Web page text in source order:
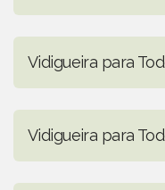
Vidigueira para
Vidigueira para